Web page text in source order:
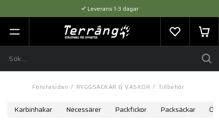
Leverans 1-3 dagar
Flexibel betalning med SVEA
Expertråd & Kvalitetsprodukter
Förstasidan / RYGGSÄCKAR & VÄSKOR / Tillbehör
Karbinhakar Necessärer Packfickor Packsäckar